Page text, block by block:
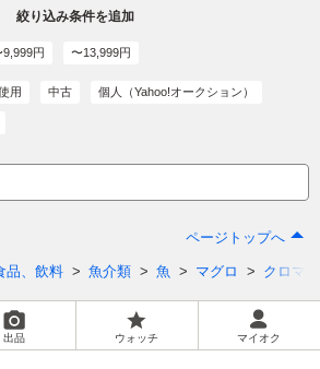
絞り込み条件を追加
9,999円 〜13,999円
用 中古 個人（Yahoo!オークション）
ページトップへ
品、飲料 魚介類 魚 マグロ クロマ
出品 ウォッチ マイオク